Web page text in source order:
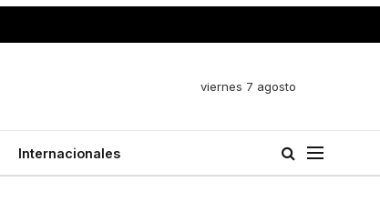
viernes 7 agosto
Internacionales